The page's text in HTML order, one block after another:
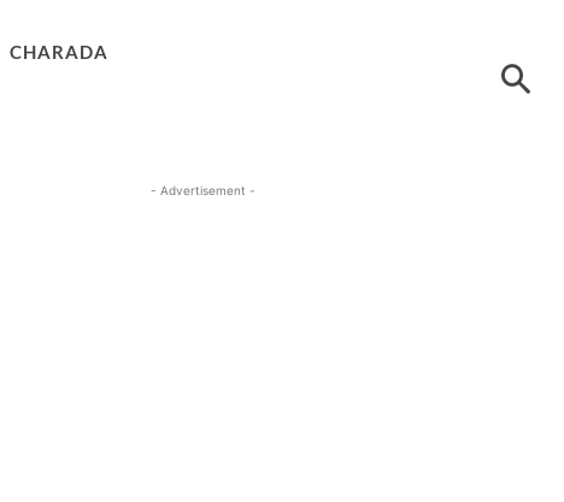
CHARADA
- Advertisement -